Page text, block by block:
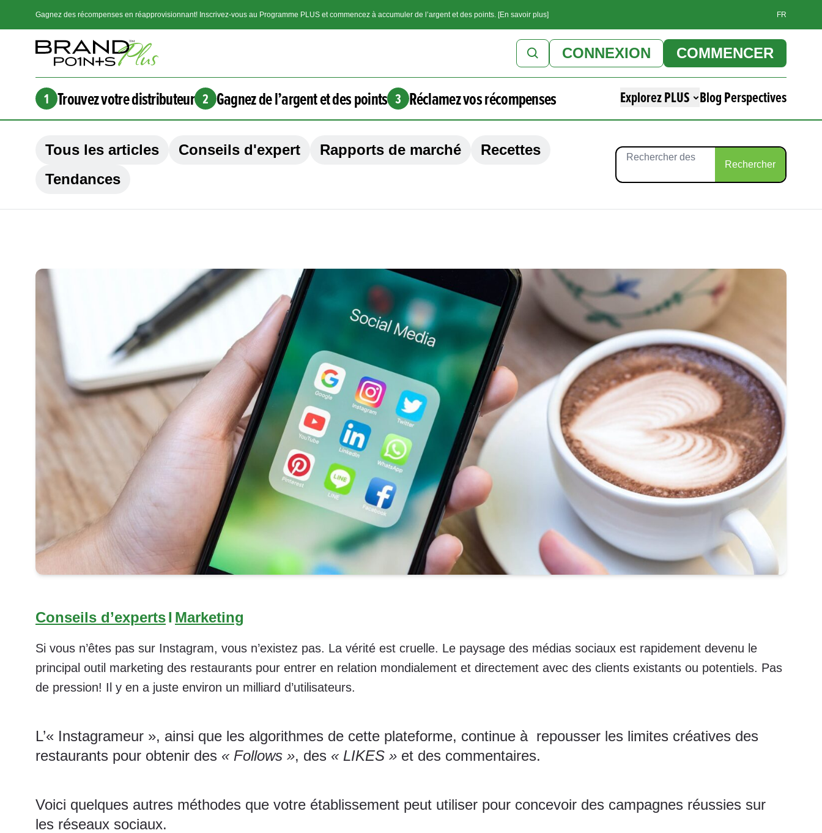
Gagnez des récompenses en réapprovisionnant! Inscrivez-vous au Programme PLUS et commencez à accumuler de l’argent et des points. [En savoir plus] FR
CONNEXION COMMENCER
1 Trouvez votre distributeur 2 Gagnez de l’argent et des points 3 Réclamez vos récompenses Explorez PLUS Blog Perspectives
Rechercher
Tous les articles Conseils d'expert Rapports de marché
Recettes
Tendances
Conseils d’expertsI Marketing
Si vous n’êtes pas sur Instagram, vous n’existez pas. La vérité est cruelle. Le paysage des médias sociaux est rapidement devenu le
principal outil marketing des restaurants pour entrer en relation mondialement et directement avec des clients existants ou potentiels. Pas
de pression! Il y en a juste environ un milliard d’utilisateurs.
L’« Instagrameur », ainsi que les algorithmes de cette plateforme, continue à repousser les limites créatives des
restaurants pour obtenir des « Follows », des « LIKES » et des commentaires.
Voici quelques autres méthodes que votre établissement peut utiliser pour concevoir des campagnes réussies sur
les réseaux sociaux.